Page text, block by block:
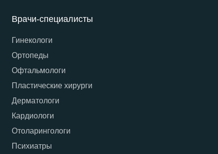
Врачи-специалисты
Гинекологи
Ортопеды
Офтальмологи
Пластические хирурги
Дерматологи
Кардиологи
Отоларингологи
Психиатры